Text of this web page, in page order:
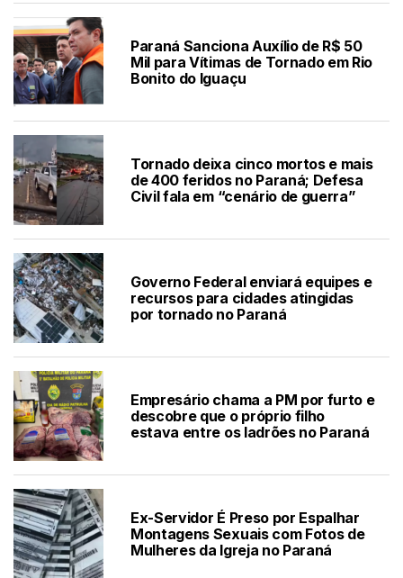
Paraná Sanciona Auxílio de R$ 50
Mil para Vítimas de Tornado em Rio
Bonito do Iguaçu
Tornado deixa cinco mortos e mais
de 400 feridos no Paraná; Defesa
Civil fala em “cenário de guerra”
Governo Federal enviará equipes e
recursos para cidades atingidas
por tornado no Paraná
Empresário chama a PM por furto e
descobre que o próprio filho
estava entre os ladrões no Paraná
Ex-Servidor É Preso por Espalhar
Montagens Sexuais com Fotos de
Mulheres da Igreja no Paraná